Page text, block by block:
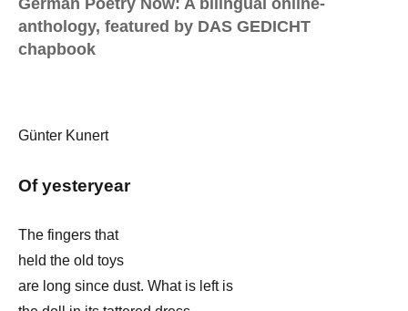
German Poetry Now: A bilingual online-
anthology, featured by DAS GEDICHT
chapbook
Günter Kunert
Of yesteryear
The fingers that
held the old toys
are long since dust. What is left is